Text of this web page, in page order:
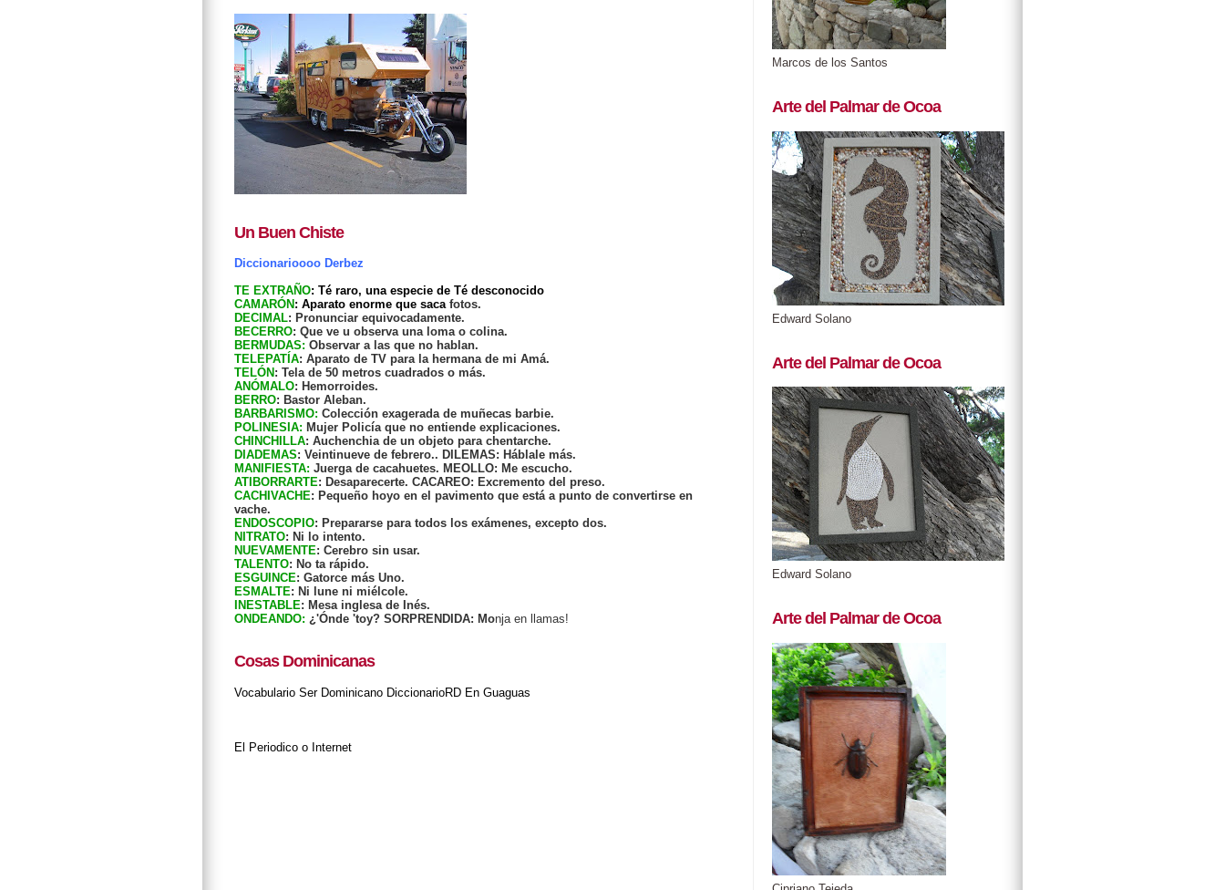
Un Buen Chiste
Diccionarioooo Derbez
TE EXTRAÑO: Té raro, una especie de Té desconocido
CAMARÓN : Aparato enorme que sacafotos.
DECIMAL: Pronunciar equivocadamente.
BECERRO: Que ve u observa una loma o colina.
BERMUDAS: Observar a las que no hablan.
TELEPATÍA: Aparato de TV para la hermana de mi Amá.
TELÓN : Tela de 50 metros cuadrados o más.
ANÓMALO: Hemorroides.
BERRO: Bastor Aleban.
BARBARISMO: Colección exagerada de muñecas barbie.
POLINESIA: Mujer Policía que no entiende explicaciones.
CHINCHILLA: Auchenchia de un objeto para chentarche.
DIADEMAS: Veintinueve de febrero.. DILEMAS: Háblale más.
MANIFIESTA: Juerga de cacahuetes. MEOLLO: Me escucho.
ATIBORRARTE: Desaparecerte. CACAREO: Excremento del preso.
CACHIVACHE: Pequeño hoyo en el pavimento que está a punto de convertirse en
vache.
ENDOSCOPIO: Prepararse para todos los exámenes, excepto dos.
NITRATO: Ni lo intento.
NUEVAMENTE: Cerebro sin usar.
TALENTO: No ta rápido.
ESGUINCE: Gatorce más Uno.
ESMALTE: Ni lune ni miélcole.
INESTABLE: Mesa inglesa de Inés.
ONDEANDO: ¿'Ónde 'toy? SORPRENDIDA: Monja en llamas!
Cosas Dominicanas
Vocabulario Ser Dominicano DiccionarioRD En Guaguas
El Periodico o Internet
Marcos de los Santos
Arte del Palmar de Ocoa
Edward Solano
Arte del Palmar de Ocoa
Edward Solano
Arte del Palmar de Ocoa